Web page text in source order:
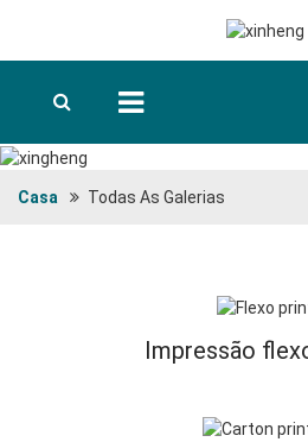
Casa Todas As Galerias
Impressão